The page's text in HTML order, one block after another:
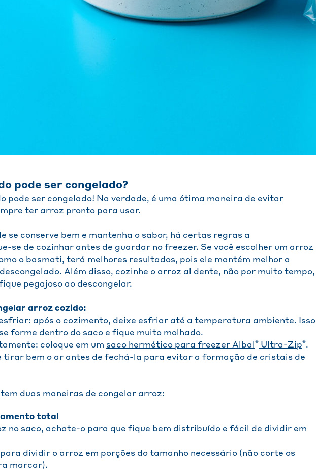
pode ser congelado?
pode ser congelado! Na verdade, é uma ótima maneira de evitar
ter arroz pronto para usar.
se conserve bem e mantenha o sabor, há certas regras a
se de cozinhar antes de guardar no freezer. Se você escolher um arroz
o basmati, terá melhores resultados, pois ele mantém melhor a
Além disso, cozinhe o arroz al dente, não por muito tempo,
pegajoso ao descongelar.
arroz cozido:
após o cozimento, deixe esfriar até a temperatura ambiente. Isso
forme dentro do saco e fique muito molhado.
coloque em um saco hermético para freezer Albal ® Ultra-Zip®.
tirar bem o ar antes de fechá-la para evitar a formação de cristais de
duas maneiras de congelar arroz:
total
no saco, achate-o para que fique bem distribuído e fácil de dividir em
dividir o arroz em porções do tamanho necessário (não corte os
marcar).